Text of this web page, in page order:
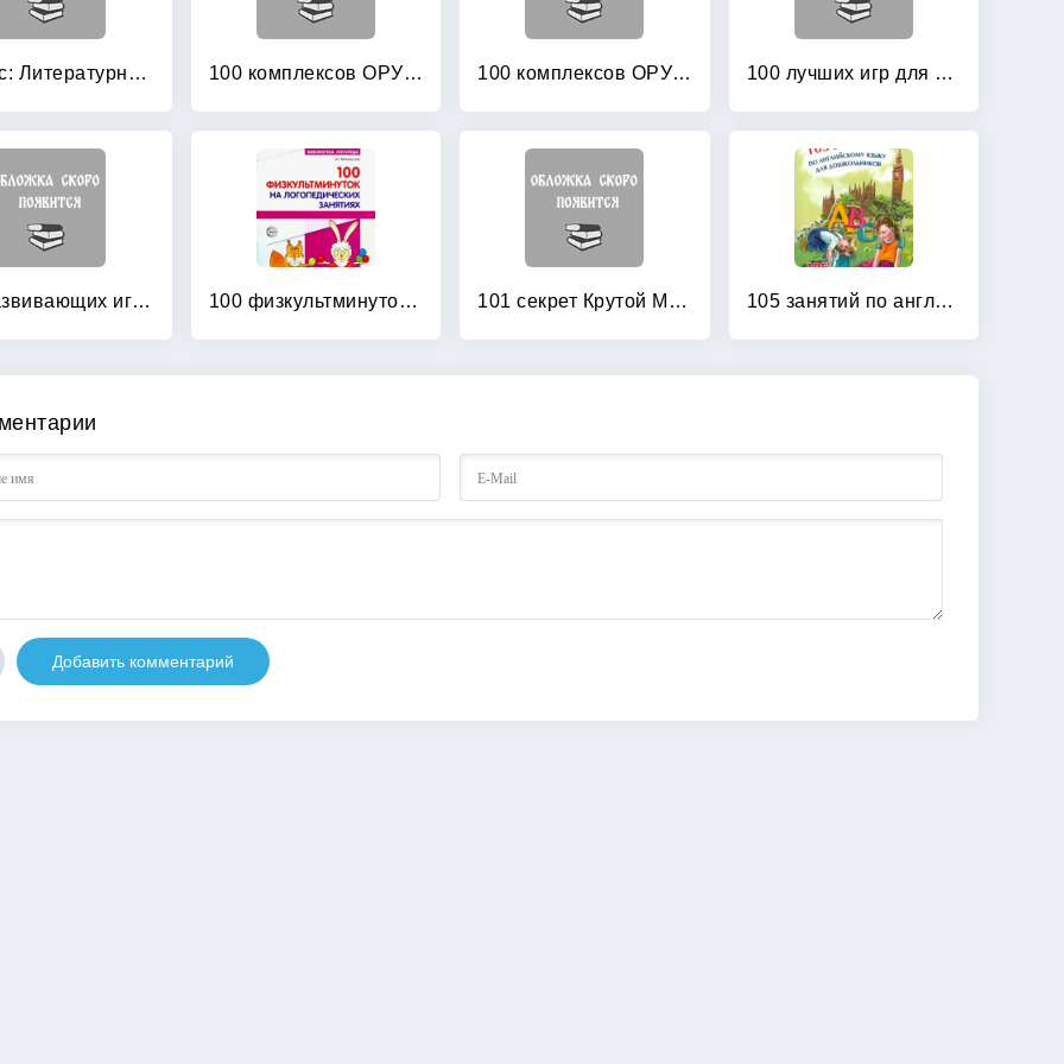
1 класс: Литературное чтение. Методические рекомендации. ФГОС 100 комплексов ОРУ для младших дошкольников с использованием стандартного и нестандартного оборудования 100 комплексов ОРУ с использованием стандартного и нестандартного оборудования 100 лучших игр для подготовки к школе
100 развивающих игр и упражнений от рождения до года 100 физкультминуток на логопедических занятиях 101 секрет Крутой Мамочки 105 занятий по английскому языку для дошкольников: Пособие для воспитателей детского сада, учителей английского языка и родителей